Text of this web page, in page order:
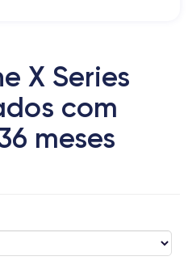
X Series
com
meses